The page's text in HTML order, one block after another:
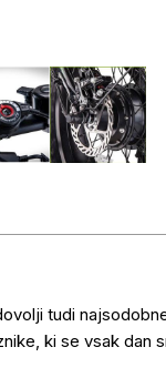
tudi
ki se vsak dan